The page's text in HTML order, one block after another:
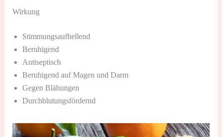
Wirkung
Stimmungsaufhellend
Beruhigend
Antiseptisch
Beruhigend auf Magen und Darm
Gegen Blähungen
Durchblutungsfördernd